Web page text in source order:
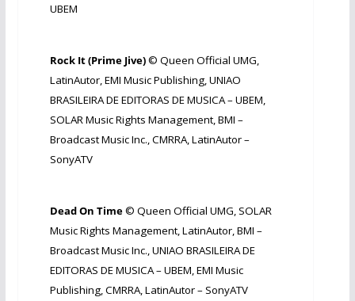
UBEM​
Rock It (Prime Jive)​© Queen Official UMG,
LatinAutor, EMI Music Publishing, UNIAO
BRASILEIRA DE EDITORAS DE MUSICA – UBEM,
SOLAR Music Rights Management, BMI –
Broadcast Music Inc., CMRRA, LatinAutor –
SonyATV
Dead On Time​© Queen Official UMG, SOLAR
Music Rights Management, LatinAutor, BMI –
Broadcast Music Inc., UNIAO BRASILEIRA DE
EDITORAS DE MUSICA – UBEM, EMI Music
Publishing, CMRRA, LatinAutor – SonyATV